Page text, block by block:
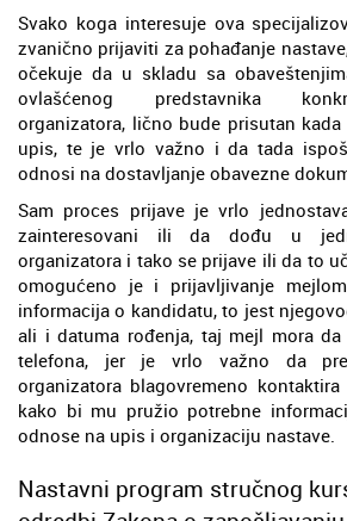
Svako koga interesuje ova
zvanično prijaviti za pohađanje
očekuje da u skladu sa
ovlašćenog predstavnika
organizatora, lično bude prisutan
upis, te je vrlo važno i da tada
odnosi na dostavljanje obavezne
Sam proces prijave je vrlo
zainteresovani ili da dođu u
organizatora i tako se prijave ili da to
omogućeno je i prijavljivanje
informacija o kandidatu, to jest
ali i datuma rođenja, taj mejl mora
telefona, jer je vrlo važno da
organizatora blagovremeno
kako bi mu pružio potrebne
odnose na upis i organizaciju nastave.
Nastavni program stručnog